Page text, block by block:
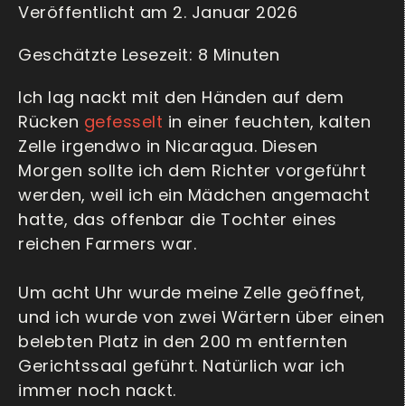
Veröffentlicht am 2. Januar 2026
Ich lag nackt mit den Händen auf dem
Rücken gefesselt in einer feuchten, kalten
Zelle irgendwo in Nicaragua. Diesen
Morgen sollte ich dem Richter vorgeführt
werden, weil ich ein Mädchen angemacht
hatte, das offenbar die Tochter eines
reichen Farmers war.
Um acht Uhr wurde meine Zelle geöffnet,
und ich wurde von zwei Wärtern über einen
belebten Platz in den 200 m entfernten
Gerichtssaal geführt. Natürlich war ich
immer noch nackt.